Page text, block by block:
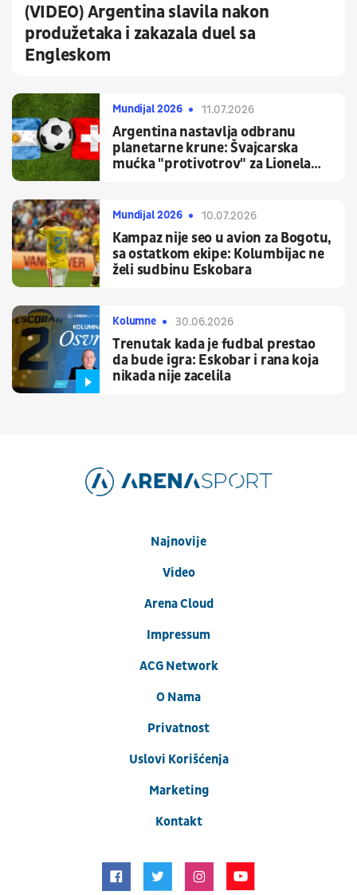
(VIDEO) Argentina slavila nakon
produžetaka i zakazala duel sa
Engleskom
Mundijal 2026 11.07.2026
Argentina nastavlja odbranu
planetarne krune: Švajcarska
mućka "protivotrov" za Lionela
Mundijal 2026 10.07.2026
Kampaz nije seo u avion za Bogotu,
sa ostatkom ekipe: Kolumbijac ne
želi sudbinu Eskobara
Kolumne 30.06.2026
Trenutak kada je fudbal prestao
da bude igra: Eskobar i rana koja
nikada nije zacelila
Najnovije
Video
Arena Cloud
Impressum
ACG Network
O Nama
Privatnost
Uslovi Korišćenja
Marketing
Kontakt